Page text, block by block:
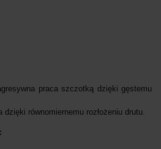
praca szczotką dzięki gęstemu
równomiernemu rozłożeniu drutu.